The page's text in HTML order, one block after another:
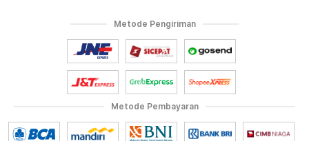
Metode Pembayaran
Metode Pengiriman